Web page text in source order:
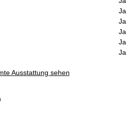
Ja
Ja
Ja
Ja
Ja
Ausstattung sehen